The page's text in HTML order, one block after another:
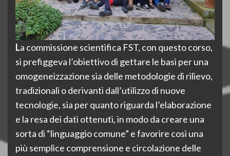
La commissione scientifica FST, con questo corso,
si prefiggeva l’obiettivo di gettare le basi per una
omogeneizzazione sia delle metodologie di rilievo,
tradizionali o derivanti dall’utilizzo di nuove
tecnologie, sia per quanto riguarda l’elaborazione
e la resa dei dati ottenuti, in modo da creare una
sorta di “linguaggio comune” e favorire così una
più semplice comprensione e circolazione delle